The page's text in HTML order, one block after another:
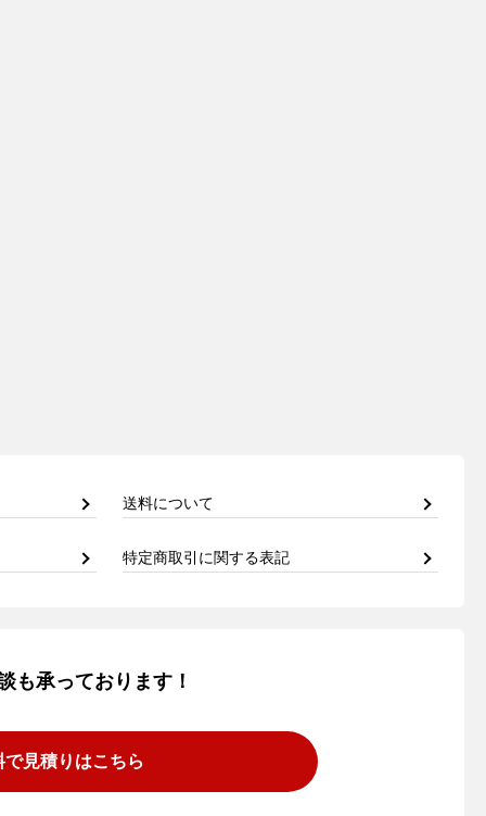
送料について
特定商取引に関する表記
も承っております！
で見積りはこちら